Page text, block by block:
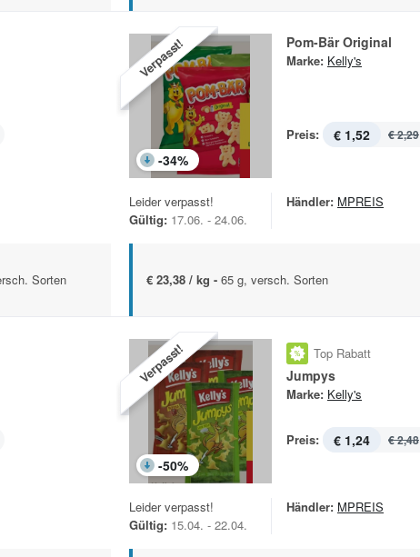
Sorten
Verpasst!
-34%
Pom-Bär Original
Marke: Kelly's
Preis: € 1,52 € 2,29
Leider verpasst!
Gültig: 17.06. - 24.06.
Händler: MPREIS
€ 23,38 / kg - 65 g, versch. Sorten
Verpasst!
-50%
Top Rabatt
Jumpys
Marke: Kelly's
Preis: € 1,24 € 2,48
Leider verpasst!
Gültig: 15.04. - 22.04.
Händler: MPREIS